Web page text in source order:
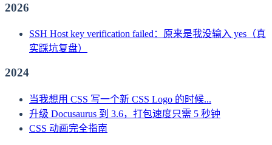
2026
SSH Host key verification failed：原来是我没输入 yes（真
实踩坑复盘）
2024
当我想用 CSS 写一个新 CSS Logo 的时候...
升级 Docusaurus 到 3.6，打包速度只需 5 秒钟
CSS 动画完全指南